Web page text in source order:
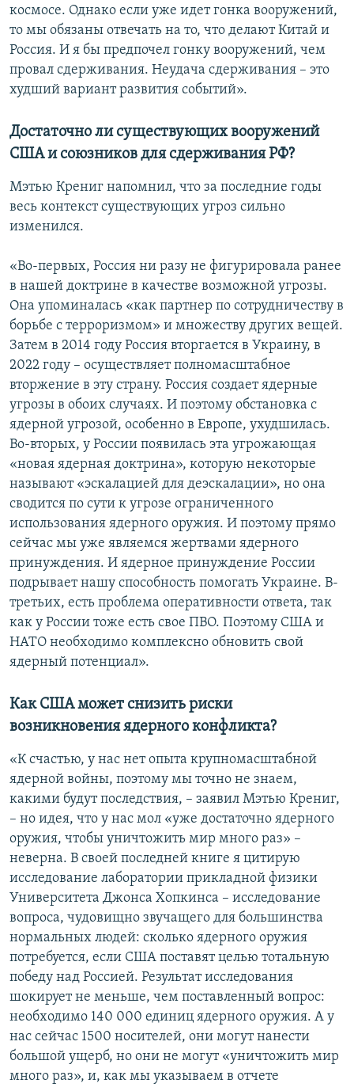
космосе. Однако если уже идет гонка вооружений,
то мы обязаны отвечать на то, что делают Китай и
Россия. И я бы предпочел гонку вооружений, чем
провал сдерживания. Неудача сдерживания – это
худший вариант развития событий».
Достаточно ли существующих вооружений
США и союзников для сдерживания РФ?
Мэтью Крениг напомнил, что за последние годы
весь контекст существующих угроз сильно
изменился.
«Во-первых, Россия ни разу не фигурировала ранее
в нашей доктрине в качестве возможной угрозы.
Она упоминалась «как партнер по сотрудничеству в
борьбе с терроризмом» и множеству других вещей.
Затем в 2014 году Россия вторгается в Украину, в
2022 году – осуществляет полномасштабное
вторжение в эту страну. Россия создает ядерные
угрозы в обоих случаях. И поэтому обстановка с
ядерной угрозой, особенно в Европе, ухудшилась.
Во-вторых, у России появилась эта угрожающая
«новая ядерная доктрина», которую некоторые
называют «эскалацией для деэскалации», но она
сводится по сути к угрозе ограниченного
использования ядерного оружия. И поэтому прямо
сейчас мы уже являемся жертвами ядерного
принуждения. И ядерное принуждение России
подрывает нашу способность помогать Украине. В-
третьих, есть проблема оперативности ответа, так
как у России тоже есть свое ПВО. Поэтому США и
НАТО необходимо комплексно обновить свой
ядерный потенциал».
Как США может снизить риски
возникновения ядерного конфликта?
«К счастью, у нас нет опыта крупномасштабной
ядерной войны, поэтому мы точно не знаем,
какими будут последствия, – заявил Мэтью Крениг,
– но идея, что у нас мол «уже достаточно ядерного
оружия, чтобы уничтожить мир много раз» –
неверна. В своей последней книге я цитирую
исследование лаборатории прикладной физики
Университета Джонса Хопкинса – исследование
вопроса, чудовищно звучащего для большинства
нормальных людей: сколько ядерного оружия
потребуется, если США поставят целью тотальную
победу над Россией. Результат исследования
шокирует не меньше, чем поставленный вопрос:
необходимо 140 000 единиц ядерного оружия. А у
нас сейчас 1500 носителей, они могут нанести
большой ущерб, но они не могут «уничтожить мир
много раз», и, как мы указываем в отчете